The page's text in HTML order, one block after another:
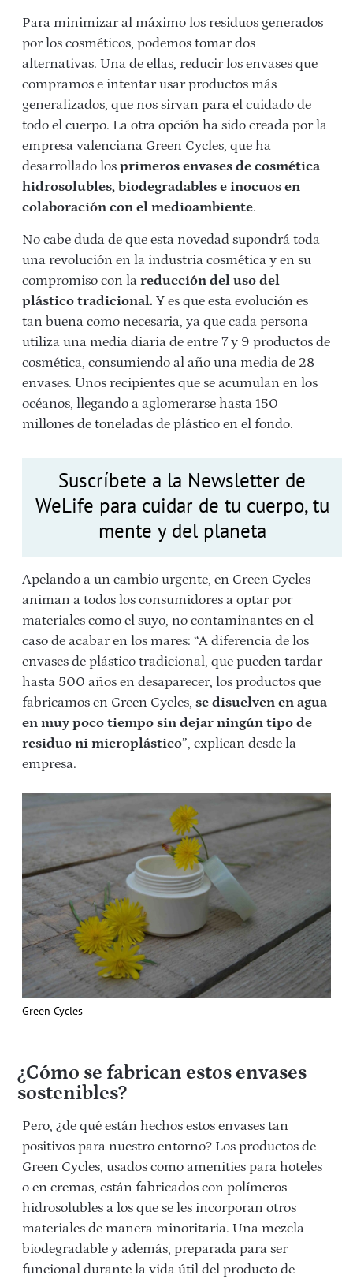
Para minimizar al máximo los residuos generados
por los cosméticos, podemos tomar dos
alternativas. Una de ellas, reducir los envases que
compramos e intentar usar productos más
generalizados, que nos sirvan para el cuidado de
todo el cuerpo. La otra opción ha sido creada por la
empresa valenciana Green Cycles, que ha
desarrollado los primeros envases de cosmética
hidrosolubles, biodegradables e inocuos en
colaboración con el medioambiente.
No cabe duda de que esta novedad supondrá toda
una revolución en la industria cosmética y en su
compromiso con la reducción del uso del
plástico tradicional. Y es que esta evolución es
tan buena como necesaria, ya que cada persona
utiliza una media diaria de entre 7 y 9 productos de
cosmética, consumiendo al año una media de 28
envases. Unos recipientes que se acumulan en los
océanos, llegando a aglomerarse hasta 150
millones de toneladas de plástico en el fondo.
Suscríbete a la Newsletter de
WeLife para cuidar de tu cuerpo, tu
mente y del planeta
Apelando a un cambio urgente, en Green Cycles
animan a todos los consumidores a optar por
materiales como el suyo, no contaminantes en el
caso de acabar en los mares: “A diferencia de los
envases de plástico tradicional, que pueden tardar
hasta 500 años en desaparecer, los productos que
fabricamos en Green Cycles, se disuelven en agua
en muy poco tiempo sin dejar ningún tipo de
residuo ni microplástico”, explican desde la
empresa.
Green Cycles
¿Cómo se fabrican estos envases
sostenibles?
Pero, ¿de qué están hechos estos envases tan
positivos para nuestro entorno? Los productos de
Green Cycles, usados como amenities para hoteles
o en cremas, están fabricados con polímeros
hidrosolubles a los que se les incorporan otros
materiales de manera minoritaria. Una mezcla
biodegradable y además, preparada para ser
funcional durante la vida útil del producto de